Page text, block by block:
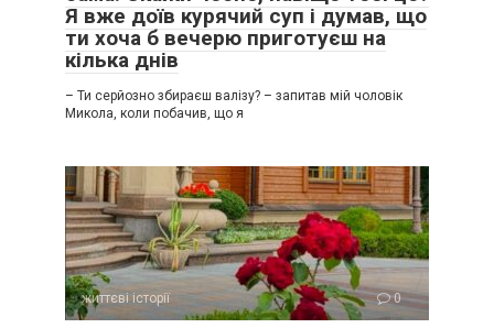
Я вже доїв курячий суп і думав, що
ти хоча б вечерю приготуєш на
кілька днів
– Ти серйозно збираєш валізу? – запитав мій чоловік
Микола, коли побачив, що я
життєві історії 0